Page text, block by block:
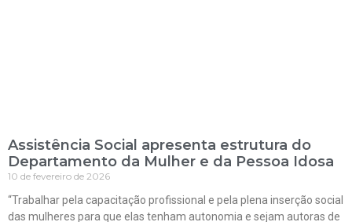
Assistência Social apresenta estrutura do
Departamento da Mulher e da Pessoa Idosa
10 de fevereiro de 2026
“Trabalhar pela capacitação profissional e pela plena inserção social
das mulheres para que elas tenham autonomia e sejam autoras de